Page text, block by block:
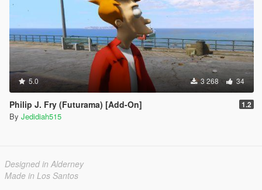
5.0 3 268 34
Philip J. Fry (Futurama) [Add-On] 1.2
By Jedidiah515
Designed in Alderney
Made in Los Santos